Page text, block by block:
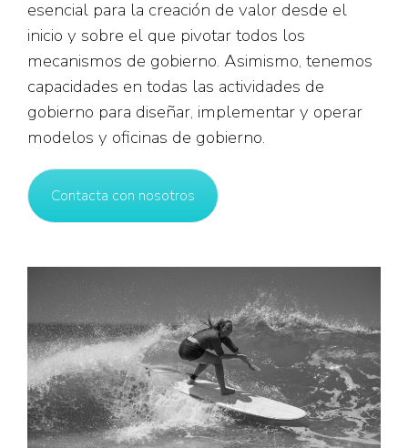
esencial para la creación de valor desde el
inicio y sobre el que pivotar todos los
mecanismos de gobierno. Asimismo, tenemos
capacidades en todas las actividades de
gobierno para diseñar, implementar y operar
modelos y oficinas de gobierno.
Contacta con nosotros